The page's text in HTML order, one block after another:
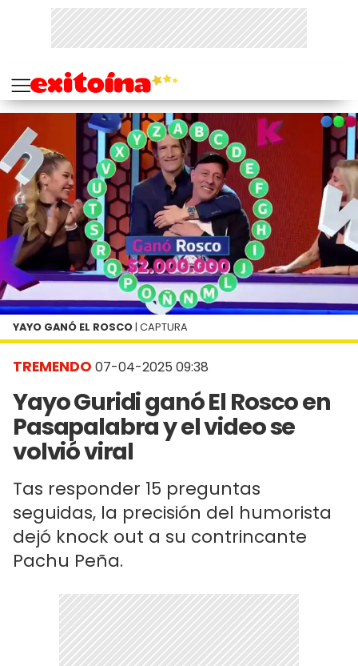
TREMENDO 07-04-2025 09:38
Yayo Guridi ganó El Rosco en
Pasapalabra y el video se
volvió viral
Tas responder 15 preguntas
seguidas, la precisión del humorista
dejó knock out a su contrincante
Pachu Peña.
YAYO GANÓ EL ROSCO | CAPTURA